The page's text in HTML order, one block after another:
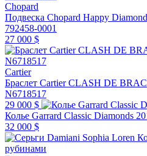
Chopard
Подвеска Chopard Happy
792458-0001
27 000 $
Cartier
Браслет Cartier CLASH DE
N6718517
29 000 $
Колье Garrard Classic Diamonds
32 000 $